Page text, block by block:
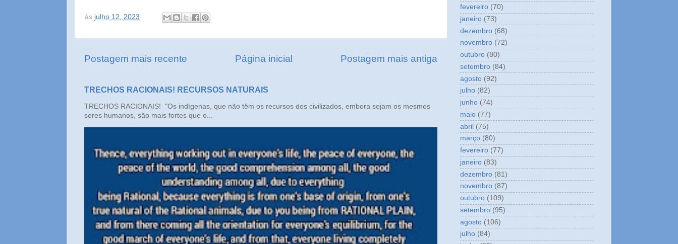
às julho 12, 2023
Postagem mais recente Postagem mais antiga
Página inicial
TRECHOS RACIONAIS! RECURSOS NATURAIS
TRECHOS RACIONAIS! "Os indígenas, que não têm os recursos dos civilizados, embora sejam os mesmos
seres humanos, são mais fortes que o...
fevereiro (70)
janeiro (73)
dezembro (68)
novembro (72)
outubro (80)
setembro (84)
agosto (92)
julho (82)
junho (74)
maio (77)
abril (75)
março (80)
fevereiro (77)
janeiro (83)
dezembro (81)
novembro (87)
outubro (109)
setembro (95)
agosto (106)
julho (84)